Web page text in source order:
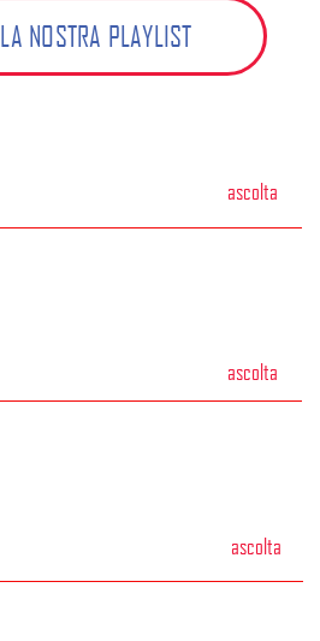
LA NOSTRA PLAYLIST
ascolta
ascolta
ascolta